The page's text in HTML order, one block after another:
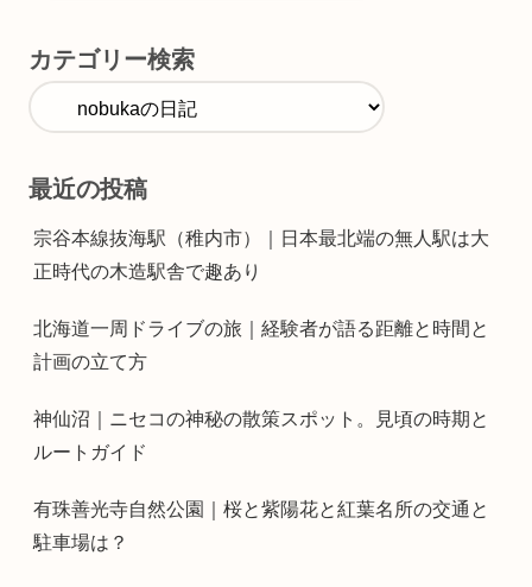
カテゴリー検索
最近の投稿
宗谷本線抜海駅（稚内市）｜日本最北端の無人駅は大
正時代の木造駅舎で趣あり
北海道一周ドライブの旅｜経験者が語る距離と時間と
計画の立て方
神仙沼｜ニセコの神秘の散策スポット。見頃の時期と
ルートガイド
有珠善光寺自然公園｜桜と紫陽花と紅葉名所の交通と
駐車場は？